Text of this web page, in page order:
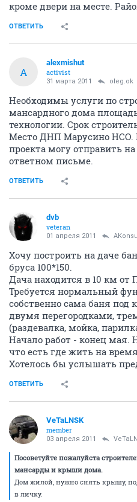
кроме двери на месте.
ОТВЕТИТЬ
A
alexmishut
activist
31 марта 2011 oleg.ok
Необходимы услуги по
мансардного дома
технологии. Срок
Место ДНП Марусино НСО.
проекта могу отправить
ответном письме.
ОТВЕТИТЬ
dvb
veteran
01 апреля 2011
Хочу построить на даче
бруса 100*150.
Дача находится в 10 км от
Требуется нормальный
собственно сама баня под
двумя перегородками,
(раздевалка, мойка,
Начало работ - конец мая.
что есть где жить на
Хотелось бы услышать
ОТВЕТИТЬ
VeTaLNSK
member
03 апреля 2011
Посоветуйте пожалуйста
мансарды и крыши дома.
Дом жилой, нужно снять крышу,
в личку.